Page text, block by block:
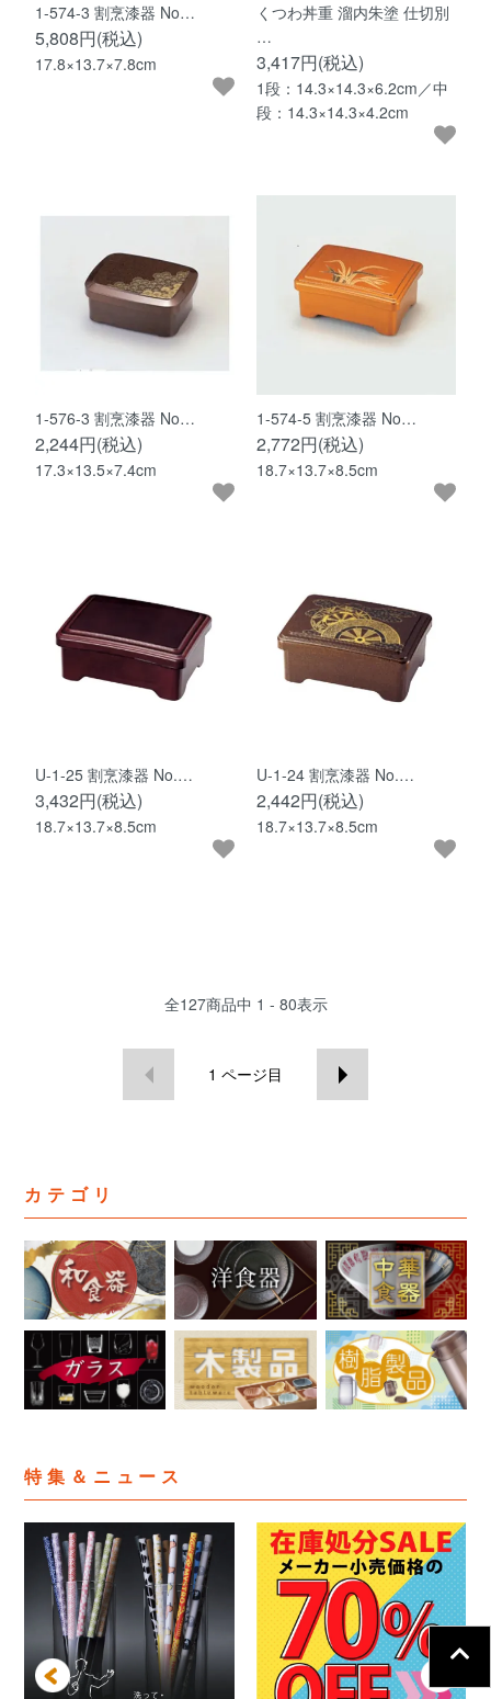
1-574-3 割烹漆器 No…
5,808円(税込)
17.8×13.7×7.8cm
くつわ丼重 溜内朱塗 仕切別
…
3,417円(税込)
1段：14.3×14.3×6.2cm／中
段：14.3×14.3×4.2cm
1-576-3 割烹漆器 No…
2,244円(税込)
17.3×13.5×7.4cm
1-574-5 割烹漆器 No…
2,772円(税込)
18.7×13.7×8.5cm
U-1-25 割烹漆器 No.…
3,432円(税込)
18.7×13.7×8.5cm
U-1-24 割烹漆器 No.…
2,442円(税込)
18.7×13.7×8.5cm
全127商品中 1 - 80表示
1 ページ目
カテゴリ
特集＆ニュース